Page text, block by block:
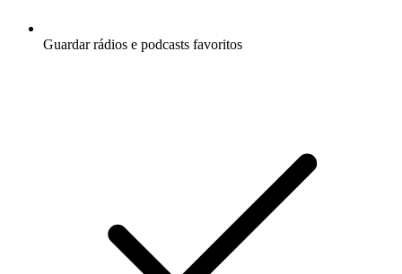
Guardar rádios e podcasts favoritos